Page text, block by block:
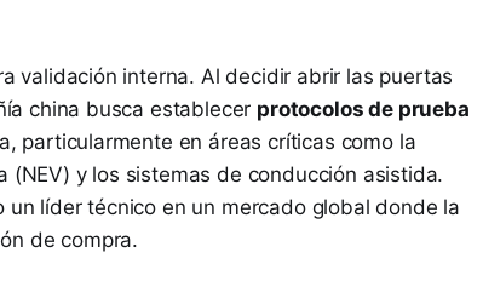
validación interna. Al decidir abrir las puertas
china busca establecer protocolos de prueba
particularmente en áreas críticas como la
(NEV) y los sistemas de conducción asistida.
un líder técnico en un mercado global donde la
de compra.